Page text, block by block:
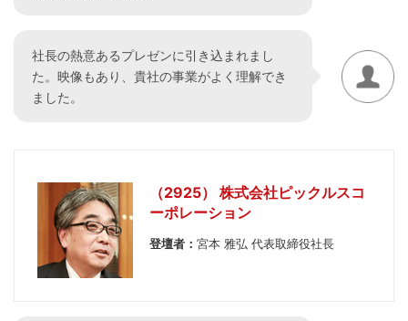
社長の熱意あるプレゼンに引き込まれまし
た。映像もあり、貴社の事業がよく理解でき
ました。
（2925） 株式会社ピックルスコ
ーポレーション
登壇者： 宮本 雅弘 代表取締役社長